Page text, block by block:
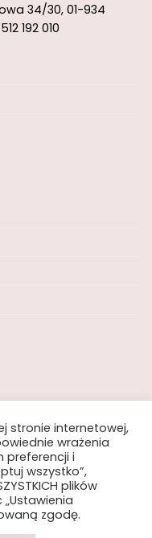
34/30, 01-934
192 010
stronie internetowej,
wrażenia
preferencji i
wszystko”,
plików
zgodę.